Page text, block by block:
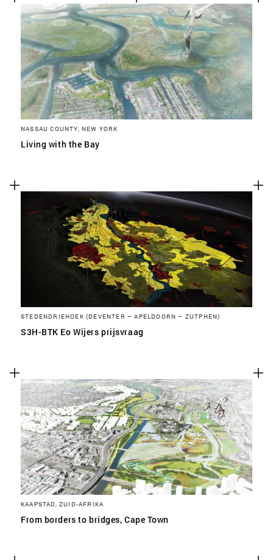
NASSAU COUNTY, NEW YORK
Living with the Bay
STEDENDRIEHOEK (DEVENTER – APELDOORN – ZUTPHEN)
S3H-BTK Eo Wijers prijsvraag
KAAPSTAD, ZUID-AFRIKA
From borders to bridges, Cape Town